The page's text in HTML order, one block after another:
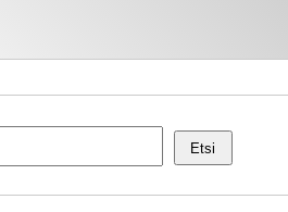
Etsi